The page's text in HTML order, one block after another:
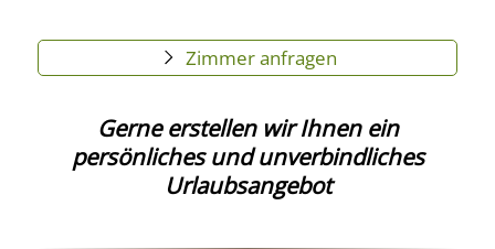
Zimmer anfragen
Gerne erstellen wir Ihnen ein
persönliches und unverbindliches
Urlaubsangebot